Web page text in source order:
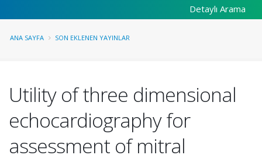
Detaylı Arama
ANA SAYFA SON EKLENEN YAYINLAR
Utility of three dimensional
echocardiography for
assessment of mitral